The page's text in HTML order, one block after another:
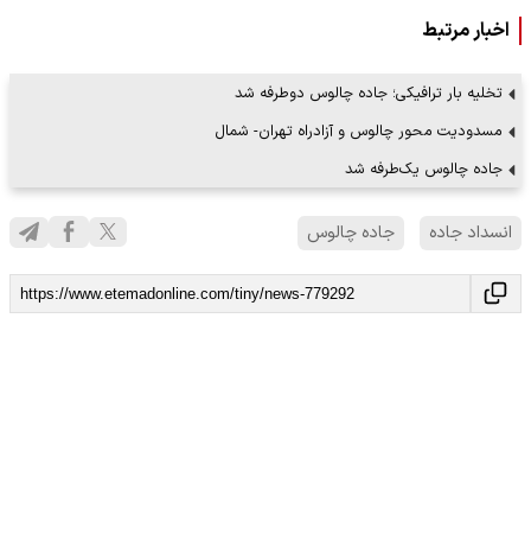
اخبار مرتبط
تخلیه بار ترافیکی؛ جاده چالوس دوطرفه شد
مسدودیت محور چالوس و آزادراه تهران- شمال
جاده چالوس یک‌طرفه شد
انسداد جاده جاده چالوس